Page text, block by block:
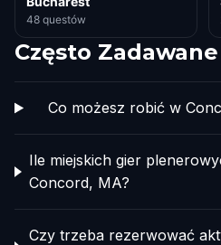
48 questów
Często
Co możesz robić w
Ile miejskich gier
Concord, MA?
Czy trzeba rezerwować